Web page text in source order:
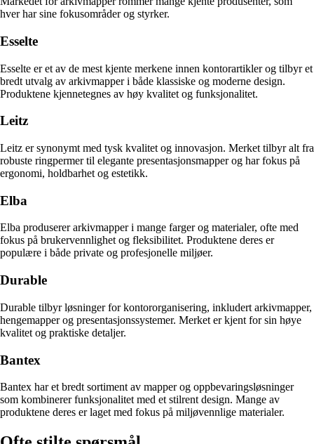
hver har sine fokusområder og styrker.
Esselte
Esselte er et av de mest kjente merkene innen kontorartikler og tilbyr et
bredt utvalg av arkivmapper i både klassiske og moderne design.
Produktene kjennetegnes av høy kvalitet og funksjonalitet.
Leitz
Leitz er synonymt med tysk kvalitet og innovasjon. Merket tilbyr alt fra
robuste ringpermer til elegante presentasjonsmapper og har fokus på
ergonomi, holdbarhet og estetikk.
Elba
Elba produserer arkivmapper i mange farger og materialer, ofte med
fokus på brukervennlighet og fleksibilitet. Produktene deres er
populære i både private og profesjonelle miljøer.
Durable
Durable tilbyr løsninger for kontororganisering, inkludert arkivmapper,
hengemapper og presentasjonssystemer. Merket er kjent for sin høye
kvalitet og praktiske detaljer.
Bantex
Bantex har et bredt sortiment av mapper og oppbevaringsløsninger
som kombinerer funksjonalitet med et stilrent design. Mange av
produktene deres er laget med fokus på miljøvennlige materialer.